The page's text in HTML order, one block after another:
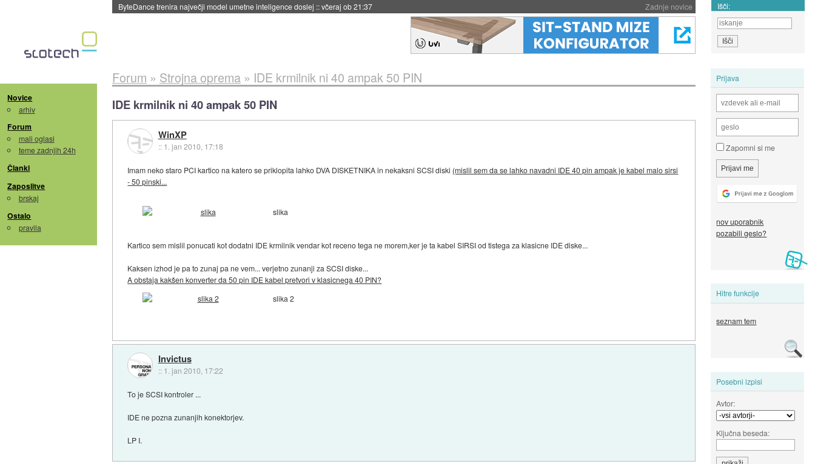
Zadnje novice
ByteDance trenira največji model umetne inteligence doslej ::včeraj ob 21:37 Išči:
Novice
arhiv
Forum
mali oglasi
teme zadnjih 24h
Članki
Zaposlitve
brskaj
Ostalo
pravila
Prijava
Zapomni si me
nov uporabnik
pozabili geslo?
Hitre funkcije
seznam tem
Posebni izpisi
Avtor:
Ključna beseda:
Forum » Strojna oprema» IDE krmilnik ni 40 ampak 50 PIN
IDE krmilnik ni 40 ampak 50 PIN
WinXP
:: 1. jan 2010, 17:18
Imam neko staro PCI kartico na katero se priklopita lahko DVA DISKETNIKA in nekaksni SCSI diski (mislil sem da se lahko navadni IDE 40 pin ampak je kabel malo sirsi
- 50 pinski...
slika
Kartico sem mislil ponucati kot dodatni IDE krmilnik vendar kot receno tega ne morem,ker je ta kabel SIRSI od tistega za klasicne IDE diske...
Kaksen izhod je pa to zunaj pa ne vem... verjetno zunanji za SCSI diske...
A obstaja kakšen konverter da 50 pin IDE kabel pretvori v klasicnega 40 PIN?
slika 2
Invictus
:: 1. jan 2010, 17:22
To je SCSI kontroler ...
IDE ne pozna zunanjih konektorjev.
LP I.